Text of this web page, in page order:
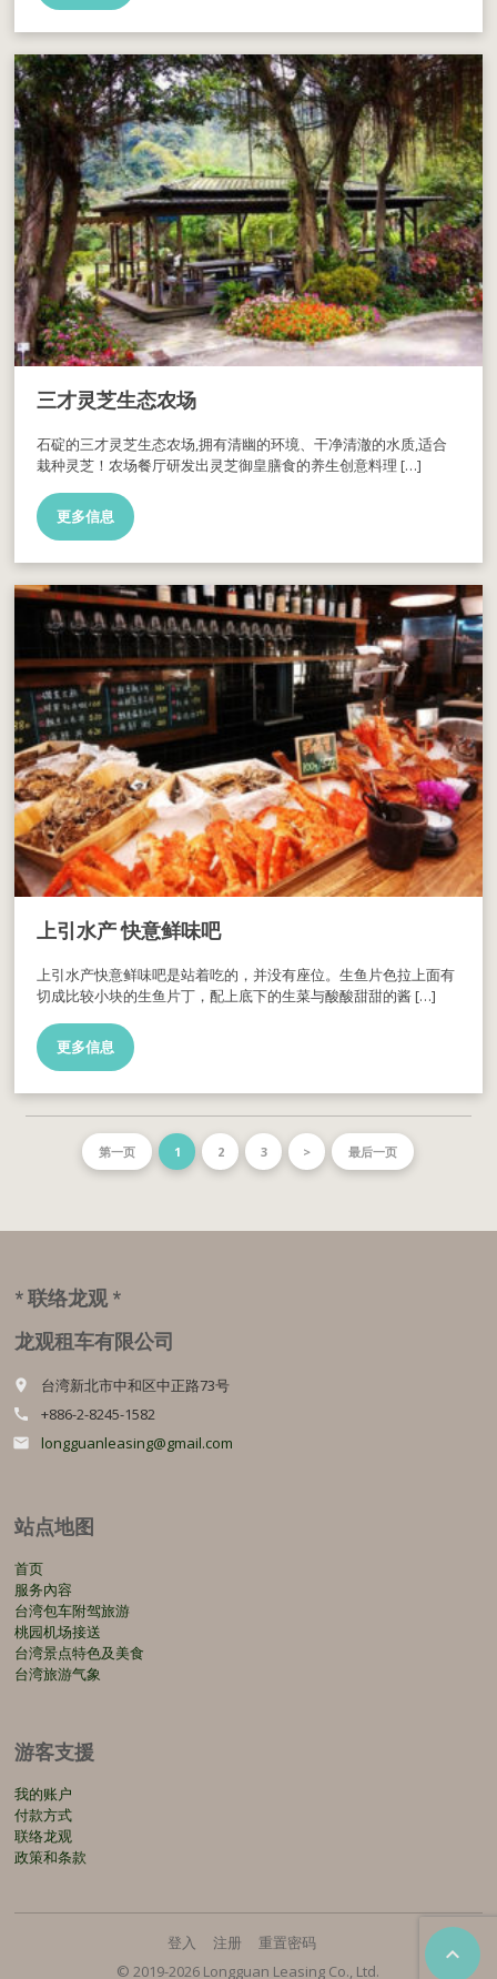
三才灵芝生态农场
石碇的三才灵芝生态农场,拥有清幽的环境、干净清澈的水质,适合
栽种灵芝！农场餐厅研发出灵芝御皇膳食的养生创意料理 […]
更多信息
上引水产 快意鲜味吧
上引水产快意鲜味吧是站着吃的，并没有座位。生鱼片色拉上面有
切成比较小块的生鱼片丁，配上底下的生菜与酸酸甜甜的酱 […]
更多信息
第一页 1 2 3 > 最后一页
* 联络龙观 *
龙观租车有限公司
place 台湾新北市中和区中正路73号
call +886-2-8245-1582
email longguanleasing@gmail.com
站点地图
首页
服务內容
台湾包车附驾旅游
桃园机场接送
台湾景点特色及美食
台湾旅游气象
游客支援
我的账户
付款方式
联络龙观
政策和条款
© 2019-2026 Longguan Leasing Co., Ltd.
登入 注册 重置密码 